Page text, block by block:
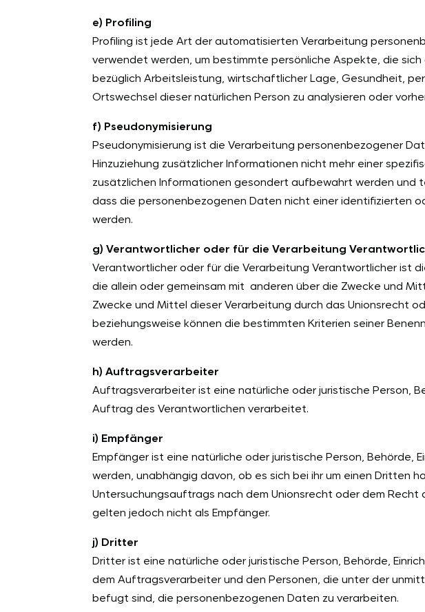
e) Profiling
Profiling ist jede Art der automatisierten Verarbeitung
verwendet werden, um bestimmte persönliche Aspekte, die
bezüglich Arbeitsleistung, wirtschaftlicher Lage, Gesundheit,
Ortswechsel dieser natürlichen Person zu analysieren oder
f) Pseudonymisierung
Pseudonymisierung ist die Verarbeitung personenbezogener
Hinzuziehung zusätzlicher Informationen nicht mehr einer
zusätzlichen Informationen gesondert aufbewahrt werden und
dass die personenbezogenen Daten nicht einer identifizierten
werden.
g) Verantwortlicher oder für die Verarbeitung
Verantwortlicher oder für die Verarbeitung Verantwortlicher ist
die allein oder gemeinsam mit anderen über die Zwecke und
Zwecke und Mittel dieser Verarbeitung durch das Unionsrecht
beziehungsweise können die bestimmten Kriterien seiner
werden.
h) Auftragsverarbeiter
Auftragsverarbeiter ist eine natürliche oder juristische Person,
Auftrag des Verantwortlichen verarbeitet.
i) Empfänger
Empfänger ist eine natürliche oder juristische Person,
werden, unabhängig davon, ob es sich bei ihr um einen Dritten
Untersuchungsauftrags nach dem Unionsrecht oder dem
gelten jedoch nicht als Empfänger.
j) Dritter
Dritter ist eine natürliche oder juristische Person, Behörde,
dem Auftragsverarbeiter und den Personen, die unter der
befugt sind, die personenbezogenen Daten zu verarbeiten.